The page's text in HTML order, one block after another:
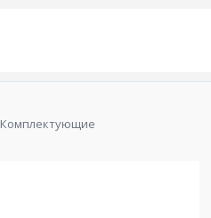
Комплектующие